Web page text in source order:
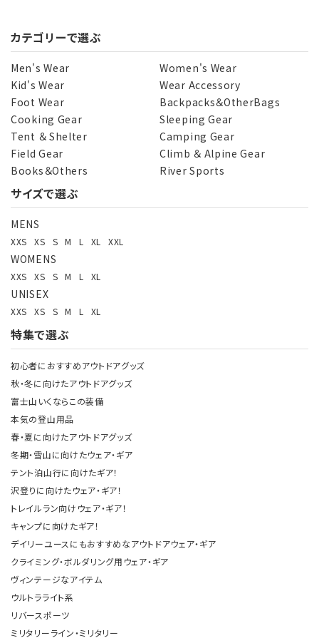
キーワード
カテゴリー
検索する
カテゴリーで選ぶ
Men's Wear
Women's Wear
Kid's Wear
Wear Accessory
Foot Wear
Backpacks＆OtherBags
Cooking Gear
Sleeping Gear
Tent ＆ Shelter
Camping Gear
Field Gear
Climb ＆ Alpine Gear
Books＆Others
River Sports
サイズで選ぶ
MENS
XXS XS S M L XL XXL
WOMENS
XXS XS S M L XL
UNISEX
XXS XS S M L XL
特集で選ぶ
初心者におすすめアウトドアグッズ
秋・冬に向けたアウトドアグッズ
富士山いくならこの装備
本気の登山用品
春・夏に向けたアウトドアグッズ
冬期・雪山に向けたウェア・ギア
テント泊山行に向けたギア！
沢登りに向けたウェア・ギア！
トレイルラン向けウェア・ギア！
キャンプに向けたギア！
デイリーユースにもおすすめなアウトドアウェア・ギア
クライミング・ボルダリング用ウェア・ギア
ヴィンテージなアイテム
ウルトラライト系
リバースポーツ
ミリタリーライン・ミリタリー